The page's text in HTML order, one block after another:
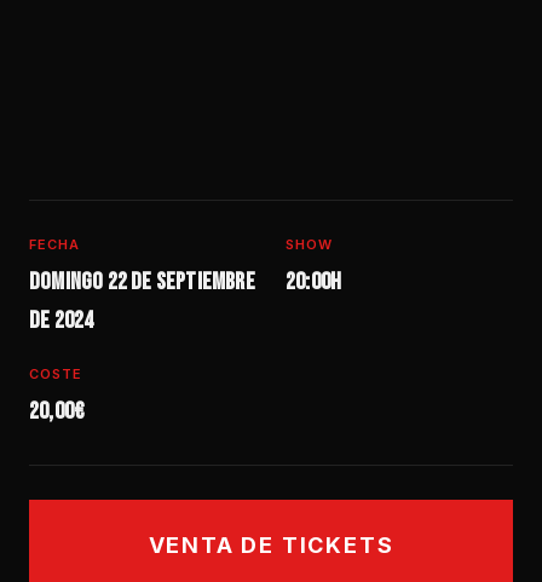
FECHA
Domingo 22 de septiembre
de 2024
SHOW
20:00h
COSTE
20,00€
VENTA DE TICKETS